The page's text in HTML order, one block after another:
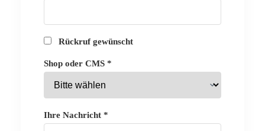
Rückruf gewünscht
Shop oder CMS *
Ihre Nachricht *